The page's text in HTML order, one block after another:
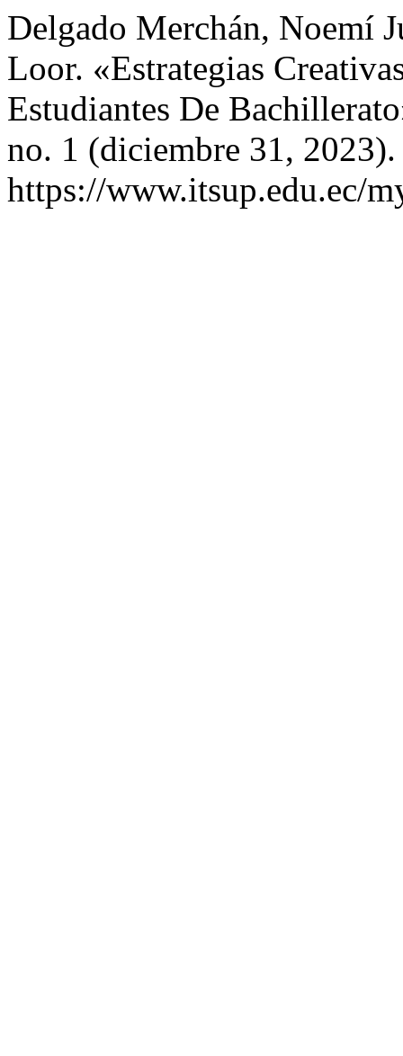
Delgado Merchán, Noemí
Loor. «Estrategias
Estudiantes De
no. 1 (diciembre 31,
https://www.itsup.edu.ec/